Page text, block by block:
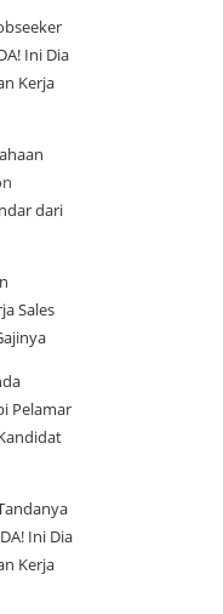
Ini Dia
Kerja
dari
Sales
Pelamar
Ini Dia
Kerja